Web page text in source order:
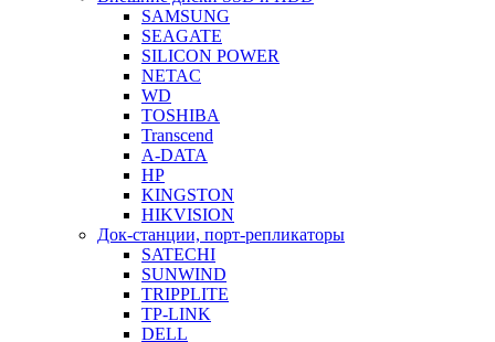
SAMSUNG
SEAGATE
SILICON POWER
NETAC
WD
TOSHIBA
Transcend
A-DATA
HP
KINGSTON
HIKVISION
Док-станции, порт-репликаторы
SATECHI
SUNWIND
TRIPPLITE
TP-LINK
DELL